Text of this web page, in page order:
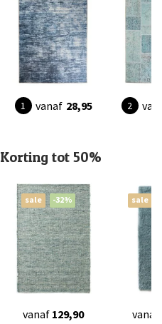
vanaf 28,95
Korting tot 50%
sale -32%
vanaf 129,90
sale
vanaf